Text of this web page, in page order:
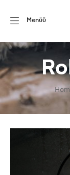
Menüü